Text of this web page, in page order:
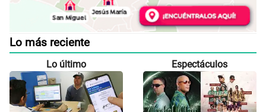
Lo más reciente
Lo último Espectáculos